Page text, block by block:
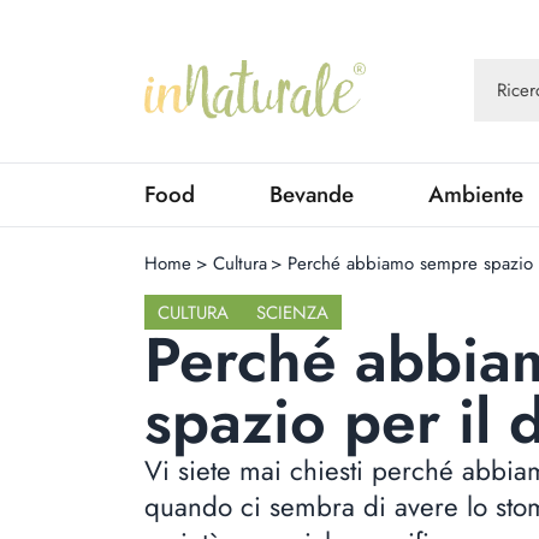
Food Bevande Ambiente
Home > Cultura > Perché abbiamo sempre
CULTURA
SCIENZA
Perché
spazio per il
Vi siete mai chiesti perché
quando ci sembra di avere lo